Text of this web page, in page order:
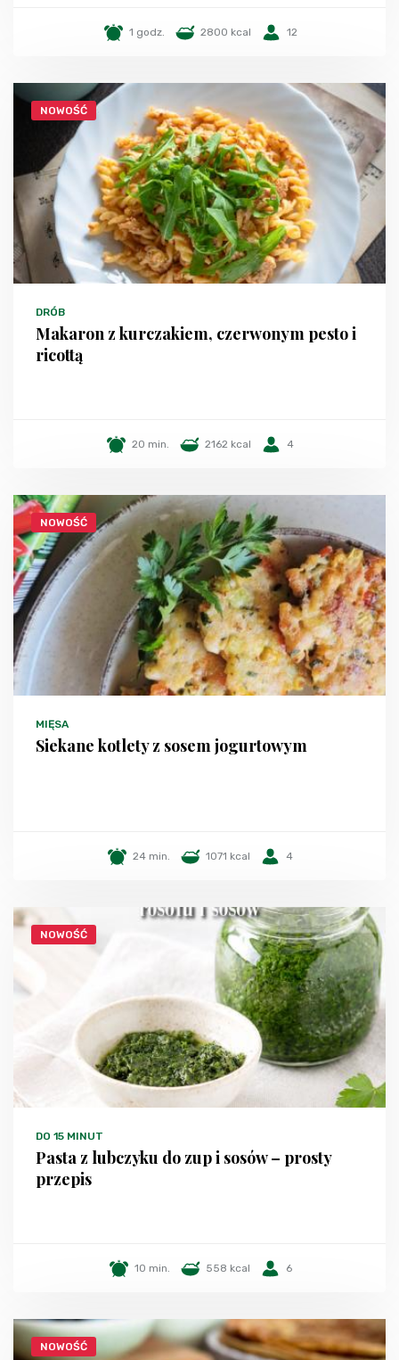
1 godz. 2800 kcal 12
NOWOŚĆ
DRÓB
Makaron z kurczakiem, czerwonym pesto i
ricottą
20 min. 2162 kcal 4
NOWOŚĆ
MIĘSA
Siekane kotlety z sosem jogurtowym
24 min. 1071 kcal 4
NOWOŚĆ
DO 15 MINUT
Pasta z lubczyku do zup i sosów – prosty
przepis
10 min. 558 kcal 6
NOWOŚĆ